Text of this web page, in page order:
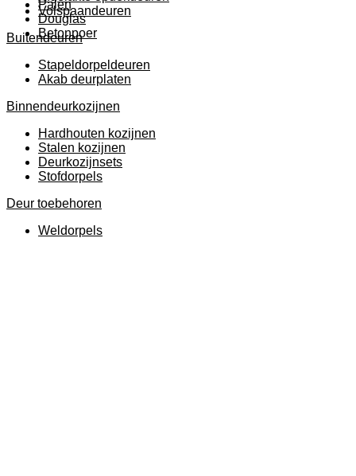
Palen
Douglas
Betonpoer
Volspaandeuren
Buitendeuren
Stapeldorpeldeuren
Akab deurplaten
Binnendeurkozijnen
Hardhouten kozijnen
Stalen kozijnen
Deurkozijnsets
Stofdorpels
Deur toebehoren
Weldorpels